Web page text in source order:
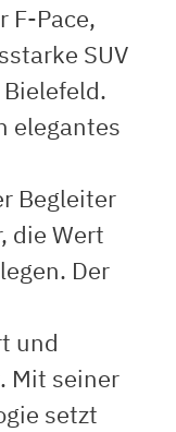
F-Pace,
SUV
elegantes
Begleiter
die Wert
Der
und
Mit seiner
setzt